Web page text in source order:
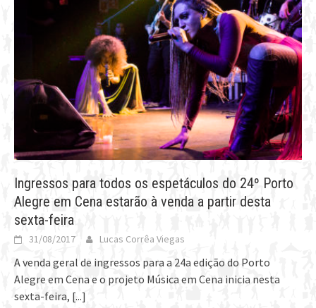
Ingressos para todos os espetáculos do 24º Porto
Alegre em Cena estarão à venda a partir desta
sexta-feira
31/08/2017 Lucas Corrêa Viegas
A venda geral de ingressos para a 24a edição do Porto
Alegre em Cena e o projeto Música em Cena inicia nesta
sexta-feira, [...]